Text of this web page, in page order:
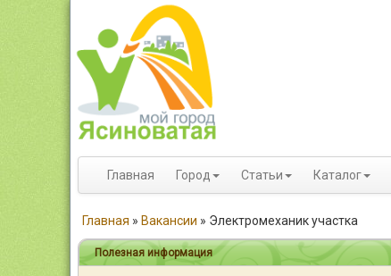
Главная Город Статьи Каталог
Главная » Вакансии » Электромеханик участка
Полезная информация